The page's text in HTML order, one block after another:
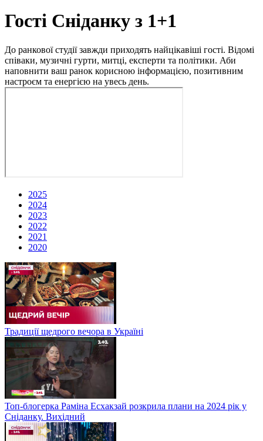
Гості Сніданку з 1+1
До ранкової студії завжди приходять найцікавіші гості. Відомі
співаки, музичні гурти, митці, експерти та політики. Аби
наповнити ваш ранок корисною інформацією, позитивним
настроєм та енергією на увесь день.
2025
2024
2023
2022
2021
2020
Традиції щедрого вечора в Україні
Топ-блогерка Раміна Есхакзай розкрила плани на 2024 рік у
Сніданку. Вихідний